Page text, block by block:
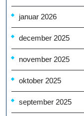
januar 2026
december 2025
november 2025
oktober 2025
september 2025